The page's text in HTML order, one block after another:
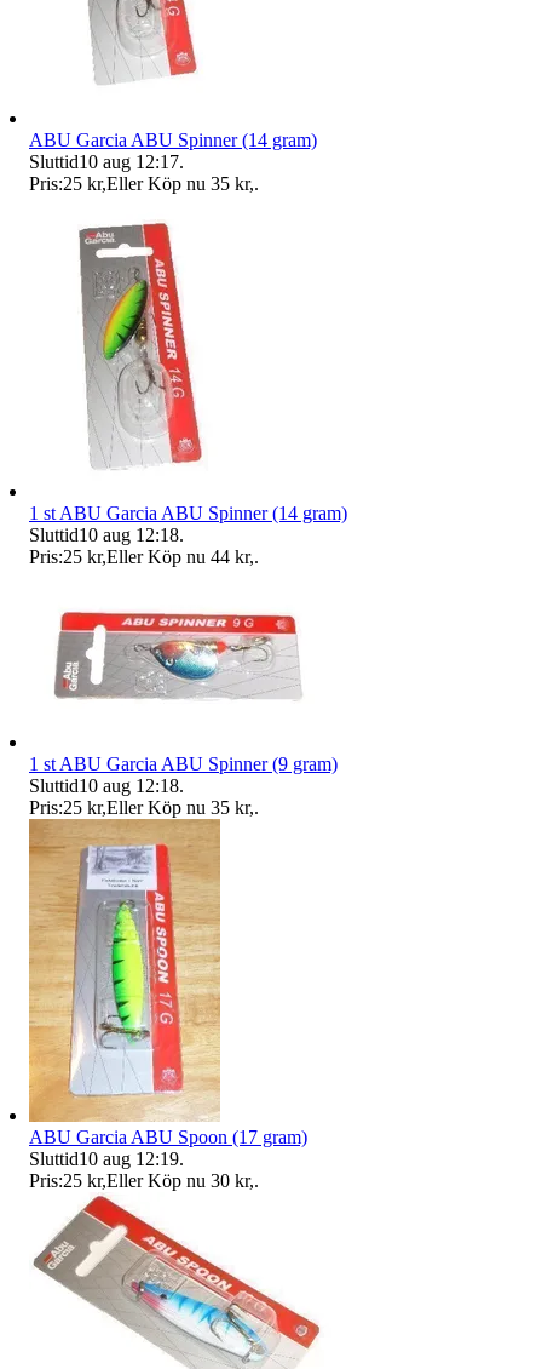
ABU Garcia ABU Spinner (14 gram)
Sluttid10 aug 12:17.
Pris:25 kr,Eller Köp nu 35 kr,.
1 st ABU Garcia ABU Spinner (14 gram)
Sluttid10 aug 12:18.
Pris:25 kr,Eller Köp nu 44 kr,.
1 st ABU Garcia ABU Spinner (9 gram)
Sluttid10 aug 12:18.
Pris:25 kr,Eller Köp nu 35 kr,.
ABU Garcia ABU Spoon (17 gram)
Sluttid10 aug 12:19.
Pris:25 kr,Eller Köp nu 30 kr,.